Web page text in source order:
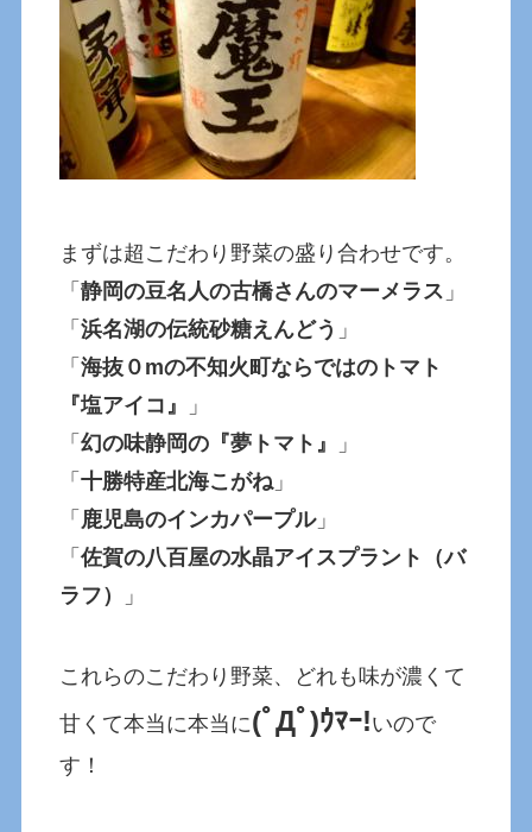
まずは超こだわり野菜の盛り合わせです。
「静岡の豆名人の古橋さんのマーメラス 」
「浜名湖の伝統砂糖えんどう 」
「海抜０mの不知火町ならではのトマト
『塩アイコ』
」
「幻の味静岡の『夢トマト』
」
「十勝特産北海こがね 」
「 鹿児島のインカパープル」
「佐賀の八百屋の水晶アイスプラント（バ
ラフ）
」
これらのこだわり野菜、どれも味が濃くて
甘くて本当に本当に(ﾟДﾟ)ｳﾏｰ!いので
す！